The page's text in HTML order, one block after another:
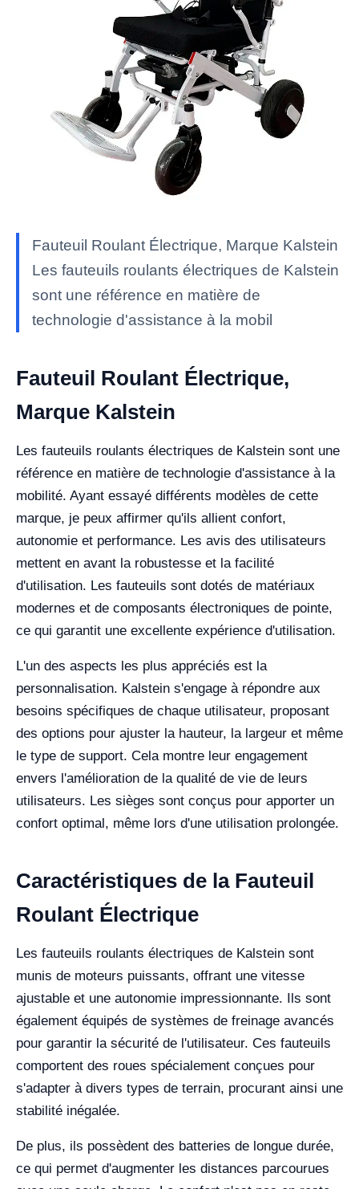
Fauteuil Roulant Électrique, Marque Kalstein
Les fauteuils roulants électriques de Kalstein
sont une référence en matière de
technologie d'assistance à la mobil
Fauteuil Roulant Électrique,
Marque Kalstein
Les fauteuils roulants électriques de Kalstein sont une
référence en matière de technologie d'assistance à la
mobilité. Ayant essayé différents modèles de cette
marque, je peux affirmer qu'ils allient confort,
autonomie et performance. Les avis des utilisateurs
mettent en avant la robustesse et la facilité
d'utilisation. Les fauteuils sont dotés de matériaux
modernes et de composants électroniques de pointe,
ce qui garantit une excellente expérience d'utilisation.
L'un des aspects les plus appréciés est la
personnalisation. Kalstein s'engage à répondre aux
besoins spécifiques de chaque utilisateur, proposant
des options pour ajuster la hauteur, la largeur et même
le type de support. Cela montre leur engagement
envers l'amélioration de la qualité de vie de leurs
utilisateurs. Les sièges sont conçus pour apporter un
confort optimal, même lors d'une utilisation prolongée.
Caractéristiques de la Fauteuil
Roulant Électrique
Les fauteuils roulants électriques de Kalstein sont
munis de moteurs puissants, offrant une vitesse
ajustable et une autonomie impressionnante. Ils sont
également équipés de systèmes de freinage avancés
pour garantir la sécurité de l'utilisateur. Ces fauteuils
comportent des roues spécialement conçues pour
s'adapter à divers types de terrain, procurant ainsi une
stabilité inégalée.
De plus, ils possèdent des batteries de longue durée,
ce qui permet d'augmenter les distances parcourues